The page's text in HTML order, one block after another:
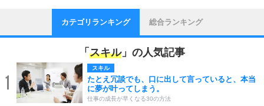
カテゴリランキング 総合ランキング
「 スキル」の人気記事
1
スキル
たとえ冗談でも、口に出して言っていると、本当
に夢が叶ってしまう。
仕事の成長が早くなる30の方法